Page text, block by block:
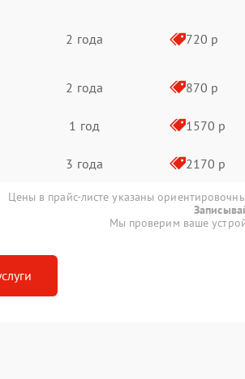
2 года 720 р
2 года 870 р
1 год 1570 р
3 года 2170 р
Цены в прайс-листе указаны
Мы проверим ваше